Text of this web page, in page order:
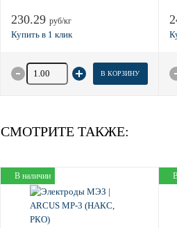
230.29 руб/кг
Количество товара В КОРЗИНУ
СМОТРИТЕ ТАКЖЕ:
В наличии